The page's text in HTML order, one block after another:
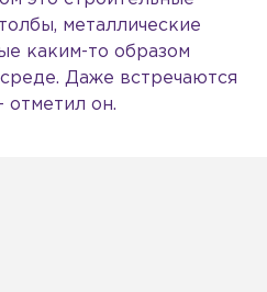
металлические
каким-то образом
Даже встречаются
отметил он.